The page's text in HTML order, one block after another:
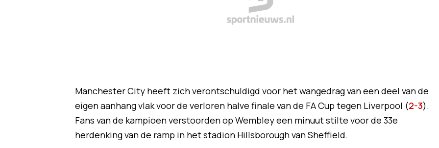
Manchester City heeft zich verontschuldigd voor het wangedrag van een deel van de
eigen aanhang vlak voor de verloren halve finale van de FA Cup tegen Liverpool (2-3).
Fans van de kampioen verstoorden op Wembley een minuut stilte voor de 33e
herdenking van de ramp in het stadion Hillsborough van Sheffield.